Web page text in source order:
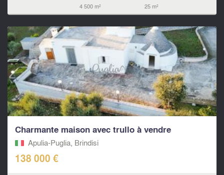
4 500 m² 25 m²
Charmante maison avec trullo à vendre
Apulia-Puglia, Brindisi
138 000 €